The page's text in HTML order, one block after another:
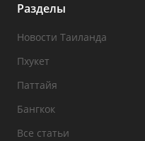
Разделы
Новости Таиланда
Пхукет
Паттайя
Бангкок
Все статьи